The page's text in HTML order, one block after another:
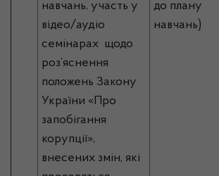
навчань, участь у
відео/аудіо
семінарах щодо
роз’яснення
положень Закону
України «Про
запобігання
корупції»,
внесених змін, які
до плану
навчань)